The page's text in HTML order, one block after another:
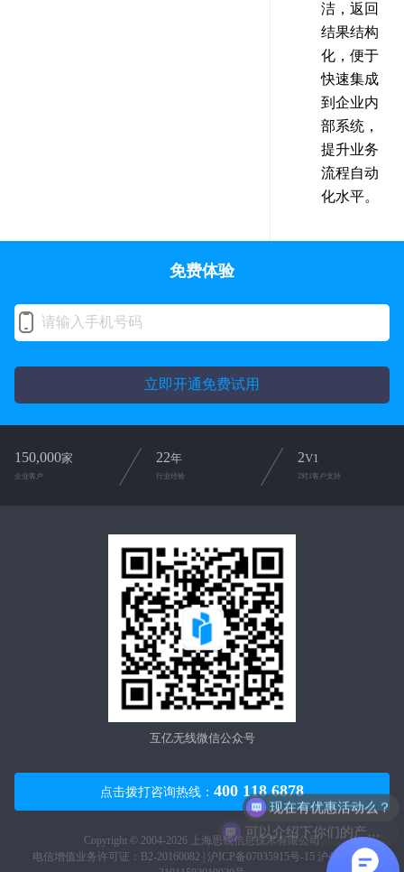
洁，返回
结果结构
化，便于
快速集成
到企业内
部系统，
提升业务
流程自动
化水平。
免费体验
立即开通免费试用
150,000家
企业客户
22年
行业经验
2V1
2对1客户支持
互亿无线微信公众号
点击拨打咨询热线： 400 118 6878
Copyright © 2004-2026 上海思锐信息技术有限公司
电信增值业务许可证：B2-20160082 | 沪ICP备07035915号-15 沪公网安备
现在有优惠活动么？